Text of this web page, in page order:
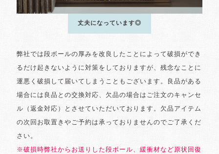
丈夫になっています◎
弊社では段ボールの厚みを改良したことによって破損ができ
るだけ起きないように対策をしておりますが、残念なことに
運悪く破損して届いてしまうこともございます。良品がある
場合には良品との交換対応、欠品の場合はご注文のキャンセ
ル（返金対応）とさせていただいております。欠品アイテム
の次回お取置きやご予約は承っておりませんのでご了承くだ
さい。
※破損時弊社からお送りした段ボール、緩衝材など原状回復